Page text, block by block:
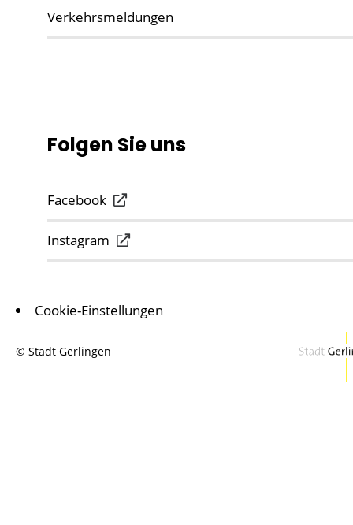
Verkehrsmeldungen
Folgen Sie uns
Facebook
Instagram
Cookie-Einstellungen
© Stadt Gerlingen